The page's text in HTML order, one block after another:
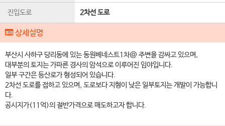
진입도로 2차선 도로
상세설명
부산시 사하구 당리동에 있는 동원베네스트1차@ 주변을 감싸고 있으며,
대부분의 토지는 가파른 경사의 암석으로 이루어진 임야입니다.
일부 구간은 등산로가 형성되어 있습니다.
2차선 도로를 접하고 있으며, 도로보다 지형이 낮은 일부토지는 개발이 가능합니
다.
공시지가(11억)의 절반가격으로 매도하고자 합니다.